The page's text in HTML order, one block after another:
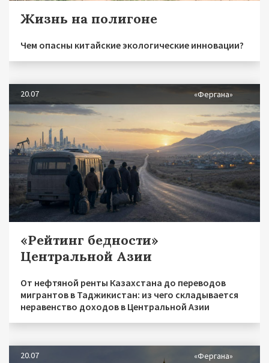
Жизнь на полигоне
Чем опасны китайские экологические инновации?
20.07 «Фергана»
«Рейтинг бедности»
Центральной Азии
От нефтяной ренты Казахстана до переводов
мигрантов в Таджикистан: из чего складывается
неравенство доходов в Центральной Азии
20.07 «Фергана»